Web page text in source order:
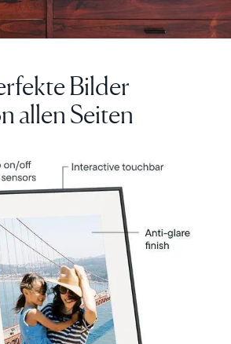
WeiterBilder
allen Seiten